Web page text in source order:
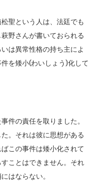
聖という人は、法廷でも
野さんが書いておられる
は異常性格の持ち主によ
を矮小(わいしょう)化して
件の責任を取りました。
。それは彼に思想がある
この事件は矮小化されて
ことはできません。それ
はならない。